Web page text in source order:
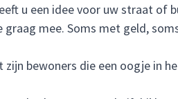
u een idee voor uw straat of
mee. Soms met geld,
bewoners die een oogje in